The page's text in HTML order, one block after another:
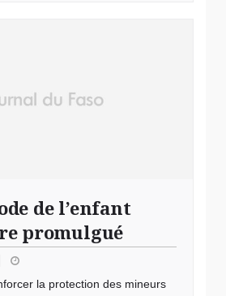
de l’enfant
promulgué
la protection des mineurs